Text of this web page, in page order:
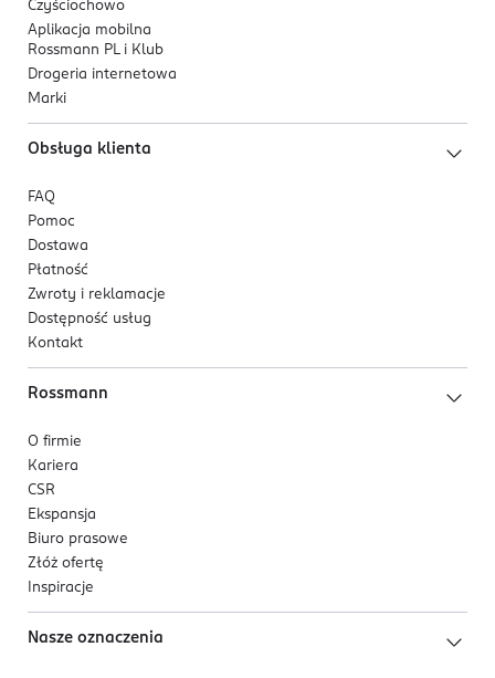
Czyściochowo
Aplikacja mobilna
Rossmann PL i Klub
Drogeria internetowa
Marki
Obsługa klienta
FAQ
Pomoc
Dostawa
Płatność
Zwroty i reklamacje
Dostępność usług
Kontakt
Rossmann
O firmie
Kariera
CSR
Ekspansja
Biuro prasowe
Złóż ofertę
Inspiracje
Nasze oznaczenia